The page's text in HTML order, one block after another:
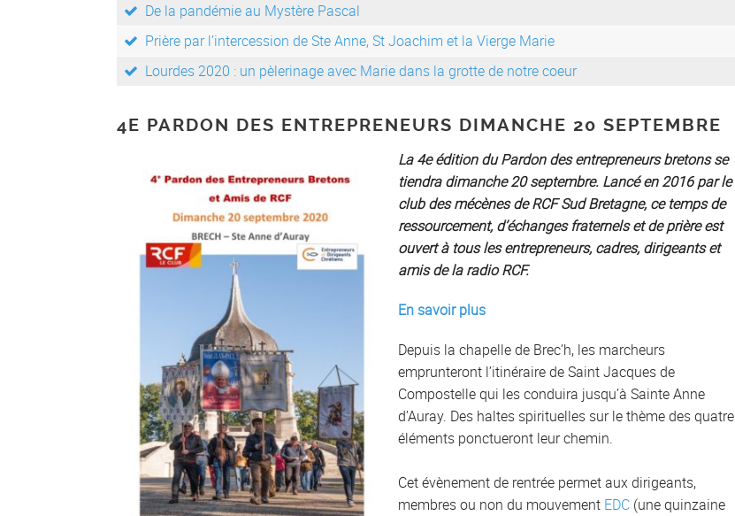
De la pandémie au Mystère Pascal
Prière par l’intercession de Ste Anne, St Joachim et la Vierge Marie
Lourdes 2020 : un pèlerinage avec Marie dans la grotte de notre coeur
4E PARDON DES ENTREPRENEURS DIMANCHE 20 SEPTEMBRE
La 4e édition du Pardon des entrepreneurs bretons se
tiendra dimanche 20 septembre. Lancé en 2016 par le
club des mécènes de RCF Sud Bretagne, ce temps de
ressourcement, d’échanges fraternels et de prière est
ouvert à tous les entrepreneurs, cadres, dirigeants et
amis de la radio RCF.
En savoir plus
Depuis la chapelle de Brec’h, les marcheurs
emprunteront l’itinéraire de Saint Jacques de
Compostelle qui les conduira jusqu’à Sainte Anne
d’Auray. Des haltes spirituelles sur le thème des quatre
éléments ponctueront leur chemin.
Cet évènement de rentrée permet aux dirigeants,
membres ou non du mouvement EDC (une quinzaine